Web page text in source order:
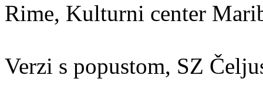
Rime, Kulturni center
Verzi s popustom, SZ